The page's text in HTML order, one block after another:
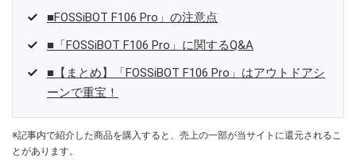
■FOSSiBOT F106 Pro」の注意点
■「FOSSiBOT F106 Pro」に関するQ&A
■【まとめ】「FOSSiBOT F106 Pro」はアウトドアシ
ーンで重宝！
※記事内で紹介した商品を購入すると、売上の一部が当サイトに還元されるこ
とがあります。